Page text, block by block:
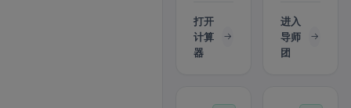
打开
计算
器
进入
导师
团